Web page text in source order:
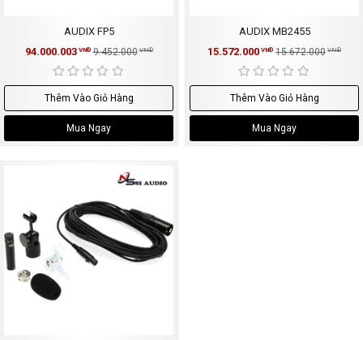
AUDIX FP5
94.000.003 VNĐ 9.452.000 VNĐ
Thêm Vào Giỏ Hàng
Mua Ngay
AUDIX MB2455
15.572.000 VNĐ 15.672.000 VNĐ
Thêm Vào Giỏ Hàng
Mua Ngay